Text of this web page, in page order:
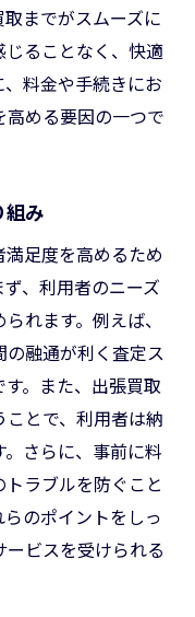
までがスムーズに
ることなく、快適
料金や手続きにお
める要因の一つで
組み
足度を高めるため
、利用者のニーズ
れます。例えば、
融通が利く査定ス
。また、出張買取
とで、利用者は納
さらに、事前に料
ラブルを防ぐこと
のポイントをしっ
ビスを受けられる